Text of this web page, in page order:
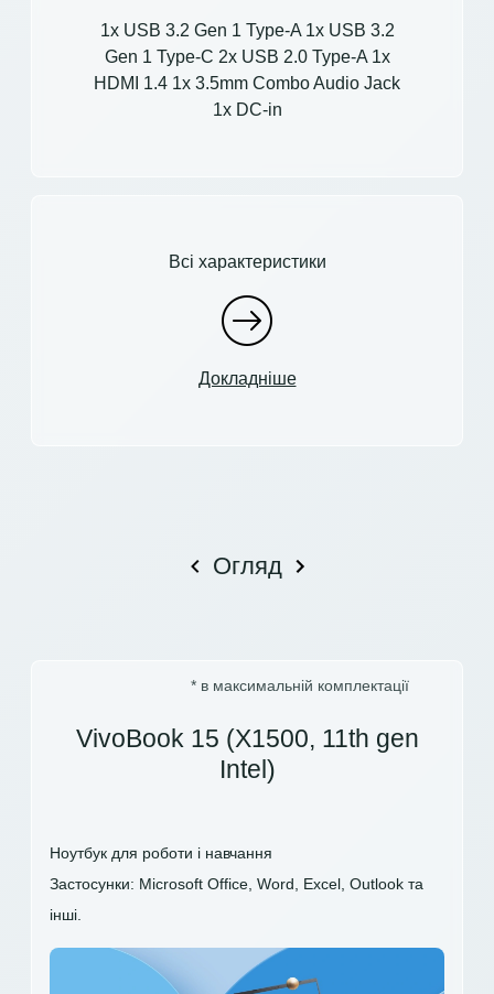
1x USB 3.2 Gen 1 Type-A 1x USB 3.2
Gen 1 Type-C 2x USB 2.0 Type-A 1x
HDMI 1.4 1x 3.5mm Combo Audio Jack
1x DC-in
Всі характеристики
Докладніше
Огляд
* в максимальній комплектації
VivoBook 15 (X1500, 11th gen
Intel)
Ноутбук для роботи і навчання
Застосунки: Microsoft Office, Word, Excel, Outlook та
інші.